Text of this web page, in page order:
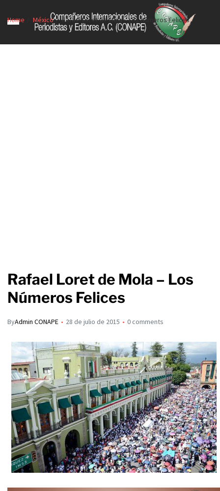
Home México Rafael Loret de Mola – Los Números Felices
Rafael Loret de Mola – Los
Números Felices
ByAdmin CONAPE 28 de julio de 2015 0 comments